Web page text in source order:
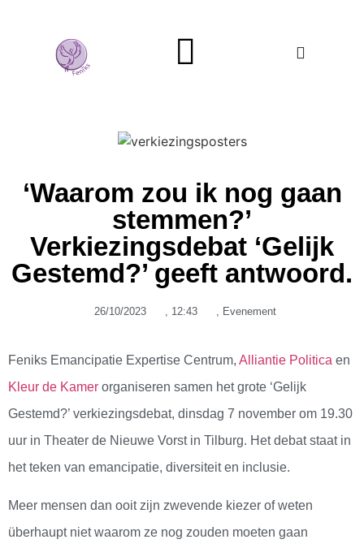
‘Waarom zou ik nog gaan
stemmen?’
Verkiezingsdebat ‘Gelijk
Gestemd?’ geeft antwoord.
26/10/2023 12:43 Evenement
Feniks Emancipatie Expertise Centrum, Alliantie Politica en
Kleur de Kamer organiseren samen het grote ‘Gelijk
Gestemd?’ verkiezingsdebat, dinsdag 7 november om 19.30
uur in Theater de Nieuwe Vorst in Tilburg. Het debat staat in
het teken van emancipatie, diversiteit en inclusie.
Meer mensen dan ooit zijn zwevende kiezer of weten
überhaupt niet waarom ze nog zouden moeten gaan